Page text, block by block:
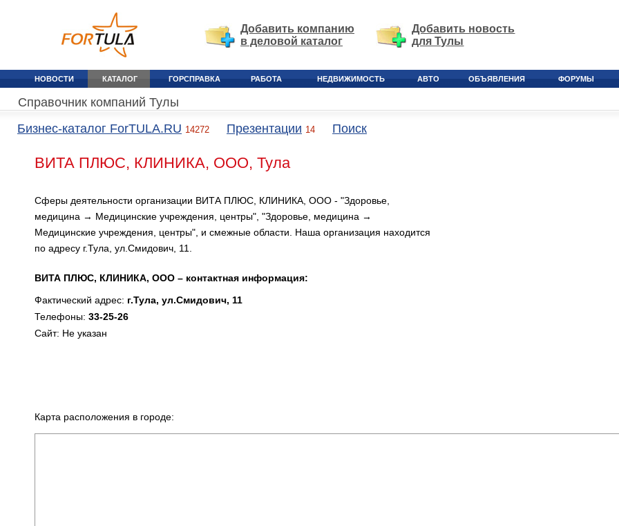
Добавить компанию
в деловой каталог
Добавить новость
для Тулы
НОВОСТИ КАТАЛОГ ГОРСПРАВКА РАБОТА НЕДВИЖИМОСТЬ АВТО ОБЪЯВЛЕНИЯ ФОРУМЫ
Справочник компаний Тулы
Бизнес-каталог ForTULA.RU 14272 Презентации 14 Поиск
ВИТА ПЛЮС, КЛИНИКА, ООО, Тула
Сферы деятельности организации ВИТА ПЛЮС, КЛИНИКА, ООО - "Здоровье,
медицина → Медицинские учреждения, центры", "Здоровье, медицина →
Медицинские учреждения, центры", и смежные области. Наша организация находится
по адресу г.Тула, ул.Смидович, 11.
ВИТА ПЛЮС, КЛИНИКА, ООО – контактная информация:
Фактический адрес: г.Тула, ул.Смидович, 11
Телефоны: 33-25-26
Сайт: Не указан
Карта расположения в городе: